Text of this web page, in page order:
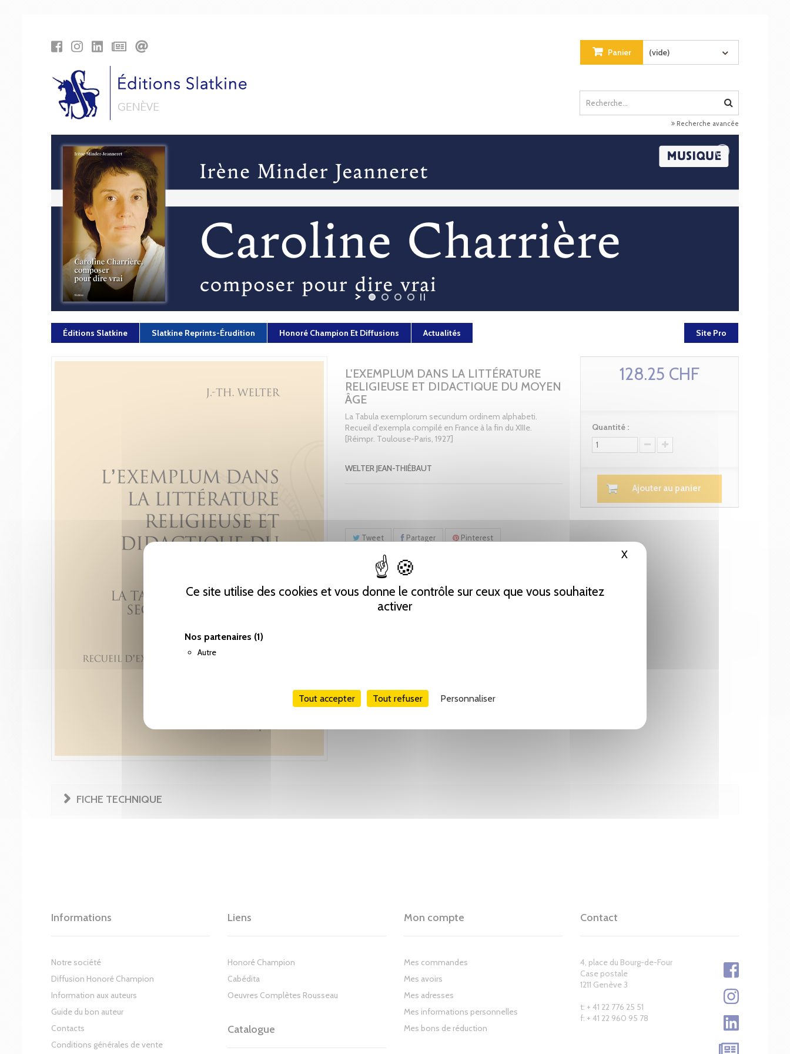
Ce site utilise des cookies et vous donne le contrôle sur ceux que vous souhaitez
activer
Nos partenaires (1)
Autre
Tout accepter Tout refuser Personnaliser
X Masquer le bandeau des cookies
Panier (vide)
Recherche avancée
Éditions Slatkine Slatkine Reprints-Érudition Honoré Champion Et Diffusions Actualités Site Pro
L'EXEMPLUM DANS LA LITTÉRATURE
RELIGIEUSE ET DIDACTIQUE DU MOYEN
ÂGE
La Tabula exemplorum secundum ordinem alphabeti.
Recueil d'exempla compilé en France à la fin du XIIIe.
[Réimpr. Toulouse-Paris, 1927]
WELTER JEAN-THIÉBAUT
Tweet Partager Pinterest
128.25 CHF
Quantité :
Ajouter au panier
FICHE TECHNIQUE
Informations
Notre société
Diffusion Honoré Champion
Information aux auteurs
Guide du bon auteur
Contacts
Conditions générales de vente
Liens
Honoré Champion
Cabédita
Oeuvres Complètes Rousseau
Catalogue
Mon compte
Mes commandes
Mes avoirs
Mes adresses
Mes informations personnelles
Mes bons de réduction
Contact
4, place du Bourg-de-Four
Case postale
1211 Genève 3
t: + 41 22 776 25 51
f: + 41 22 960 95 78